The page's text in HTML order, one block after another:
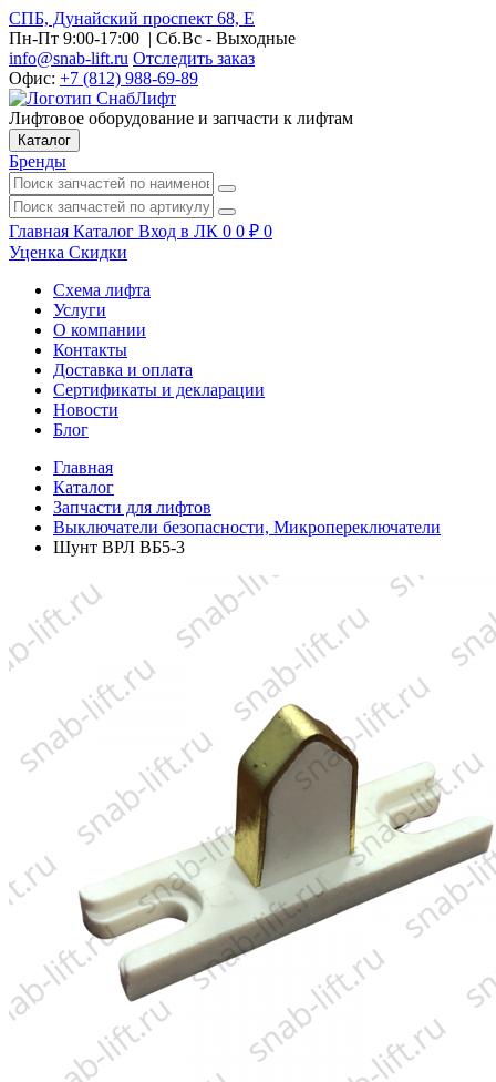
СПБ, Дунайский проспект 68, Е
Пн-Пт 9:00-17:00 | Сб.Вс - Выходные
info@snab-lift.ru Отследить заказ
Офис: +7 (812) 988-69-89
Лифтовое оборудование и запчасти к лифтам
Каталог
Бренды
Главная Каталог Вход в ЛК 0 0 ₽ 0
Уценка Скидки
Схема лифта
Услуги
О компании
Контакты
Доставка и оплата
Сертификаты и декларации
Новости
Блог
Главная
Каталог
Запчасти для лифтов
Выключатели безопасности, Микропереключатели
Шунт ВРЛ ВБ5-3